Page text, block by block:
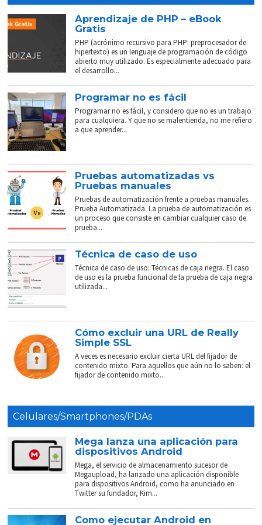
Aprendizaje de PHP – eBook
Gratis
PHP (acrónimo recursivo para PHP: preprocesador de
hipertexto) es un lenguaje de programación de código
abierto muy utilizado. Es especialmente adecuado para
el desarrollo...
Programar no es fácil
Programar no es fácil, y considero que no es un trabajo
para cualquiera. Y que no se malentienda, no me refiero
a que aprender...
Pruebas automatizadas vs
Pruebas manuales
Pruebas de automatización frente a pruebas manuales.
Prueba Automatizada. La prueba de automatización es
un proceso que consiste en cambiar cualquier caso de
prueba...
Técnica de caso de uso
Técnica de caso de uso: Técnicas de caja negra. El caso
de uso es la prueba funcional de la prueba de caja negra
utilizada...
Cómo excluir una URL de Really
Simple SSL
A veces es necesario excluir cierta URL del fijador de
contenido mixto. Para aquellos que aún no lo saben: el
fijador de contenido mixto...
Celulares/Smartphones/PDAs
Mega lanza una aplicación para
dispositivos Android
Mega, el servicio de almacenamiento sucesor de
Megaupload, ha lanzado una aplicación disponible
para dispositivos Android, como ha anunciado en
Twitter su fundador, Kim...
Como ejecutar Android en